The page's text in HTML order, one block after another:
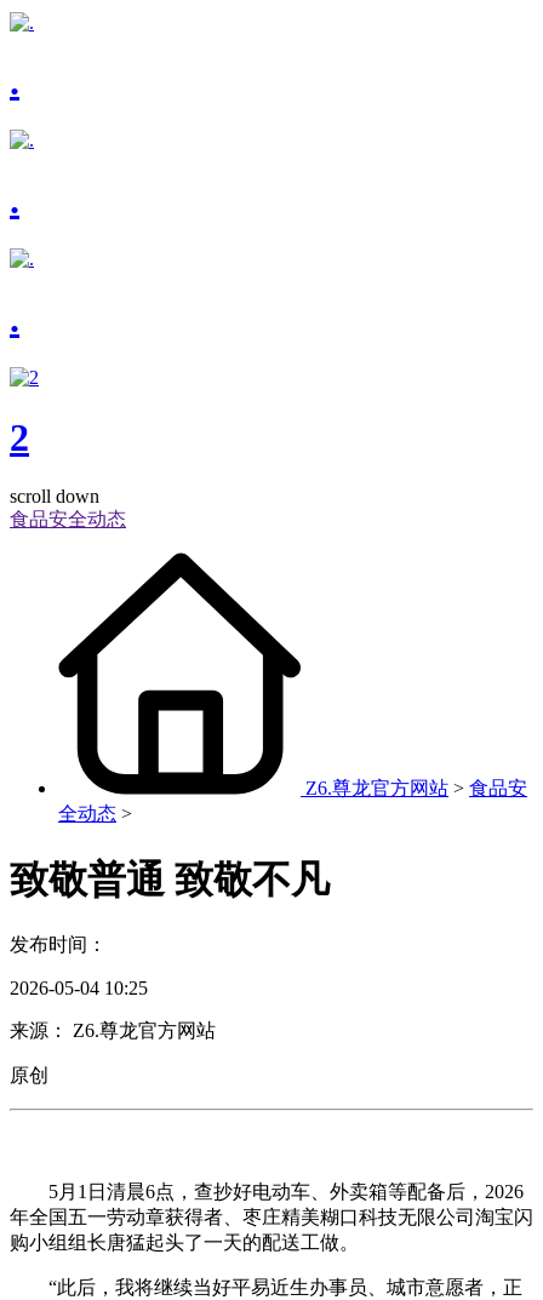
.
.
.
2
scroll down
食品安全动态
Z6.尊龙官方网站 > 食品安
全动态 >
致敬普通 致敬不凡
发布时间：
2026-05-04 10:25
来源： Z6.尊龙官方网站
原创
5月1日清晨6点，查抄好电动车、外卖箱等配备后，2026
年全国五一劳动章获得者、枣庄精美糊口科技无限公司淘宝闪
购小组组长唐猛起头了一天的配送工做。
“此后，我将继续当好平易近生办事员、城市意愿者，正